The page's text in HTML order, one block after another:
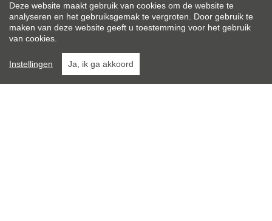
Type constructie:
Traditioneel
Bouwjaar:
1934
Deze website maakt gebruik van cookies om de website te
analyseren en het gebruiksgemak te vergroten. Door gebruik te
maken van deze website geeft u toestemming voor het gebruik
van cookies.
Instellingen Ja, ik ga akkoord